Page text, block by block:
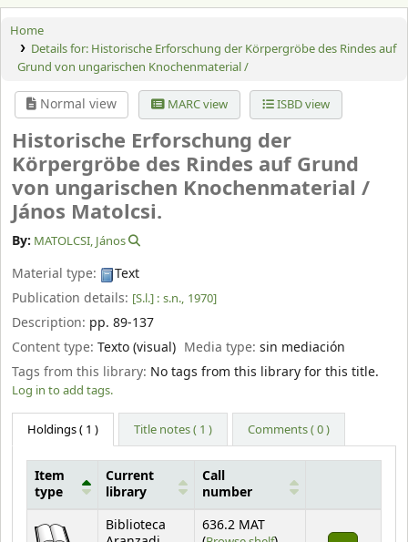
Home
Details for: Historische Erforschung der Körpergröbe des Rindes auf
Grund von ungarischen Knochenmaterial /
Normal view MARC view ISBD view
Historische Erforschung der
Körpergröbe des Rindes auf Grund
von ungarischen Knochenmaterial /
János Matolcsi.
By: MATOLCSI, János
Material type:
Text
Publication details: [S.l.] : s.n., 1970]
Description: pp. 89-137
Content type: Texto (visual) Media type:sin mediación
Tags from this library: No tags from this library for this title.
Log in to add tags.
Holdings( 1 ) Title notes ( 1 ) Comments ( 0 )
Item
type
Current
library
Call
number
Biblioteca
636.2 MAT